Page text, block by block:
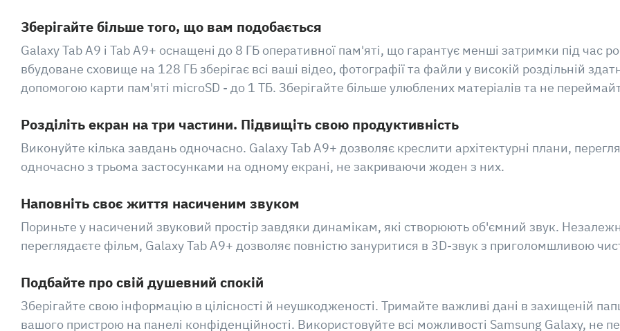
Зберігайте більше того, що вам подобається
Galaxy Tab A9 і Tab A9+ оснащені до 8 ГБ оперативної пам'яті, що гарантує менші затримки під час
вбудоване сховище на 128 ГБ зберігає всі ваші відео, фотографії та файли у високій роздільній
допомогою карти пам'яті microSD - до 1 ТБ. Зберігайте більше улюблених матеріалів та не
Розділіть екран на три частини. Підвищіть свою продуктивність
Виконуйте кілька завдань одночасно. Galaxy Tab A9+ дозволяє креслити архітектурні плани,
одночасно з трьома застосунками на одному екрані, не закриваючи жоден з них.
Наповніть своє життя насиченим звуком
Пориньте у насичений звуковий простір завдяки динамікам, які створюють об'ємний звук.
переглядаєте фільм, Galaxy Tab A9+ дозволяє повністю зануритися в 3D-звук з приголомшливою
Подбайте про свій душевний спокій
Зберігайте свою інформацію в цілісності й неушкодженості. Тримайте важливі дані в захищеній
вашого пристрою на панелі конфіденційності. Використовуйте всі можливості Samsung Galaxy,